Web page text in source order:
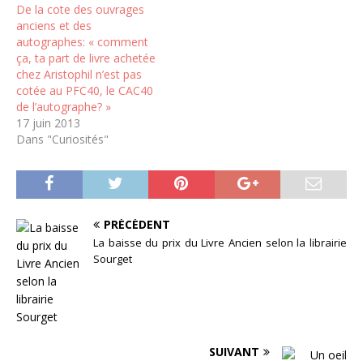
De la cote des ouvrages
anciens et des
autographes: « comment
ça, ta part de livre achetée
chez Aristophil n’est pas
cotée au PFC40, le CAC40
de l’autographe? »
17 juin 2013
Dans "Curiosités"
PRÉCÉDENT
La baisse du prix du Livre Ancien selon la librairie
Sourget
SUIVANT